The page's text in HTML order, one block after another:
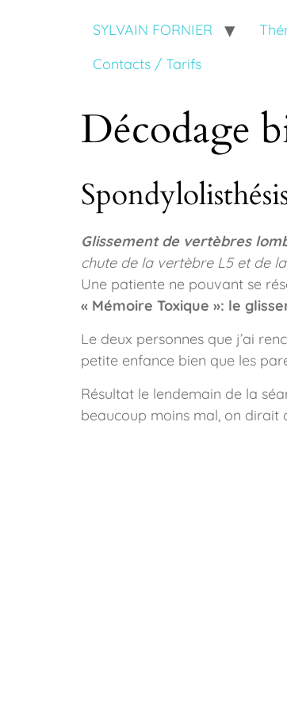
SYLVAIN FORNIER
Contacts / Tarifs
Décodage
Glissement de vertèbres
chute de la vertèbre L5 et de
Une patiente ne pouvant se
« Mémoire Toxique »: le
Le deux personnes que j’ai
petite enfance bien que les
Résultat le lendemain de la
beaucoup moins mal, on dirait